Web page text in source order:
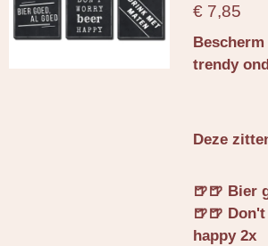
€ 7,85
trendy
Deze
🍺🍺 Bier
🍺🍺
happy 2x